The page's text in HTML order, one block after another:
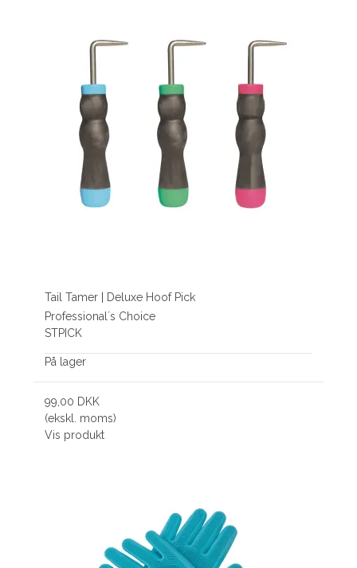
Tail Tamer | Deluxe Hoof Pick
Professional´s Choice
STPICK
På lager
99,00 DKK
(ekskl. moms)
Vis produkt